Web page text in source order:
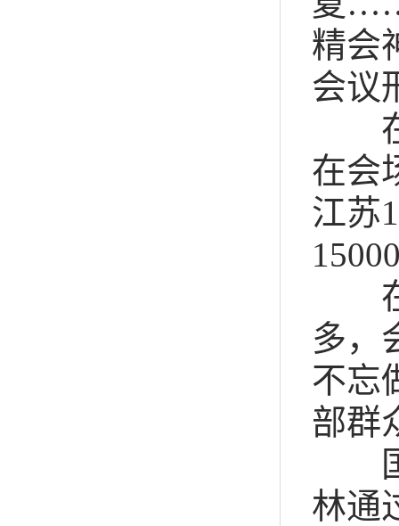
精会
会议
在
在会
江苏
在
多，
不忘
部群
国
林通